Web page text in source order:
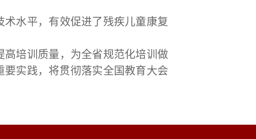
水平，有效促进了残疾儿童康复
培训质量，为全省规范化培训做
实践，将贯彻落实全国教育大会